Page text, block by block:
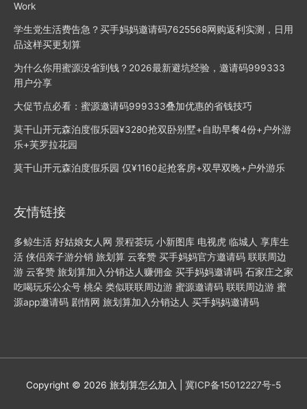
Work
学生党生活费告急？买手妈妈邀请码7625568网购返利实测，日用
品这样买更划算
为什么你用蜜源没省到钱？2026最新避坑经验，邀请码999333
用户分享
大促节点必看：蜜源邀请码999333叠加优惠的省钱技巧
莫干山开元森泊度假乐园¥3280抢双卧别墅+自助早餐4份+户外游
乐+芙罗拉花园
莫干山开元森泊度假乐园 ​仅¥1160起抢客房+双早双晚+户外游乐
友情链接
多鲸生活 好姑娘女人网 景程荟玩 小新图库 电视虎 临城人 享库生
活 侠侣亲子游分销 旅划算 云客赞 买手妈妈官方邀请码 联联周边
游 云客赞 旅划算加入分销达人赚佣金 买手妈妈邀请码 石家庄之家
吃喝玩乐公众号 桃朵 类似联联周边游 蜜源邀请码 联联周边游 蜜
源app邀请码 剧情网 旅划算加入分销达人 买手妈妈邀请码
Copyright © 2026 旅划算怎么加入 冀ICP备15012227号-5